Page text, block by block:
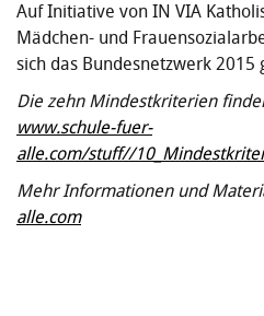
Auf Initiative von IN VIA
Mädchen- und
sich das Bundesnetzwerk 2015
Die zehn Mindestkriterien
www.schule-fuer-
alle.com/stuff//
Mehr Informationen und
alle.com